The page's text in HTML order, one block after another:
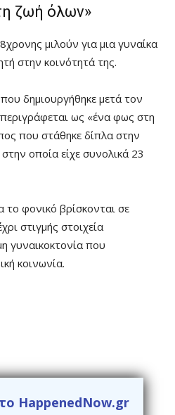
ζωή όλων»
μιλούν για μια γυναίκα
στην κοινότητά της.
δημιουργήθηκε μετά τον
ως «ένα φως στη
που στάθηκε δίπλα στην
οποία είχε συνολικά 23
φονικό βρίσκονται σε
στιγμής στοιχεία
γυναικοκτονία που
κοινωνία.
το HappenedNow.gr